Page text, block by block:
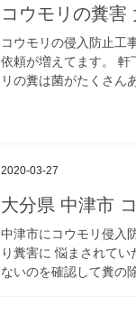
コウモリの糞害
コウモリの侵入防止工
依頼が増えてます。 軒
リの糞は菌がたくさん
2020-03-27
大分県 中津市
中津市にコウモリ侵入
り糞害に 悩まされて
ないのを確認して糞の